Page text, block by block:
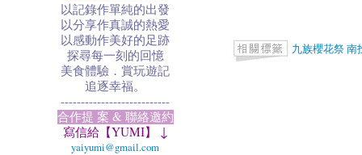
以記錄作單純的出發
以分享作真誠的熱愛
以感動作美好的足跡
探尋每一刻的回憶
美食體驗．賞玩遊記
追逐幸福。
---------------------------
合作提 案 & 聯絡邀約
寫信給【YUMI】 ↓
yaiyumi@gmail.com
九族櫻花祭南